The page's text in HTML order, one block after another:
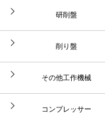
研削盤
削り盤
その他工作機械
コンプレッサー